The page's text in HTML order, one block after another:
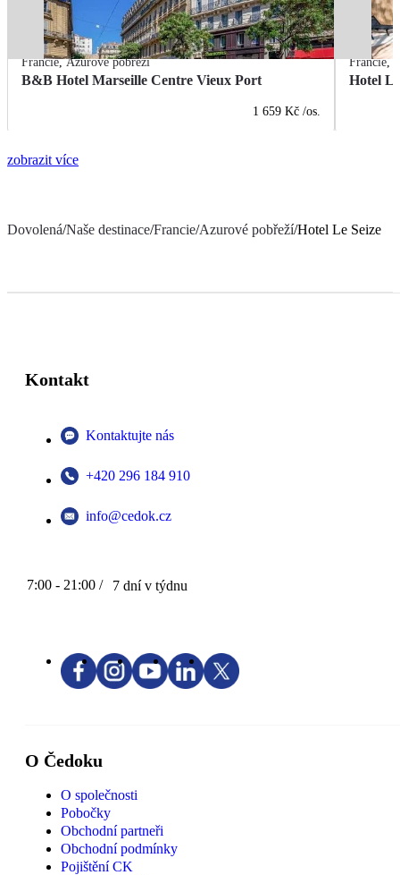
Francie,Azurové pobřeží
B&B Hotel Marseille Centre Vieux Port
1 659 Kč /os.
Francie,
Hotel
zobrazit více
Dovolená/Naše destinace/Francie/Azurové pobřeží/Hotel Le Seize
Kontakt
Kontaktujte nás
+420 296 184 910
info@cedok.cz
7:00 - 21:00 / 7 dní v týdnu
O Čedoku
O společnosti
Pobočky
Obchodní partneři
Obchodní podmínky
Pojištění CK